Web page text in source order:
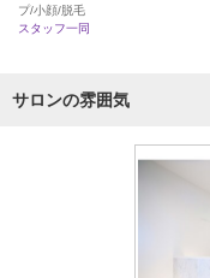
プ/小顔/脱毛
スタッフ一同
サロンの雰囲気